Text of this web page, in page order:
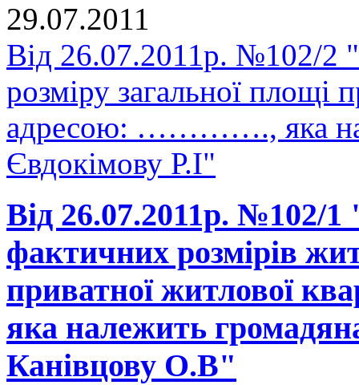
29.07.2011
Від 26.07.2011р. №102/2
розміру загальної площі
адресою: …………., яка
Євдокімову Р.І"
Від 26.07.2011р. №102/
фактичних розмірів
приватної житлової
яка належить
Канівцову О.В"